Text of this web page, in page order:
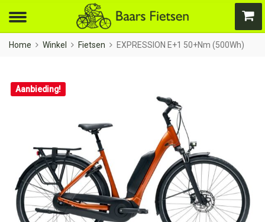
Home Winkel Fietsen EXPRESSION E+1 50+Nm (500Wh)
Aanbieding!